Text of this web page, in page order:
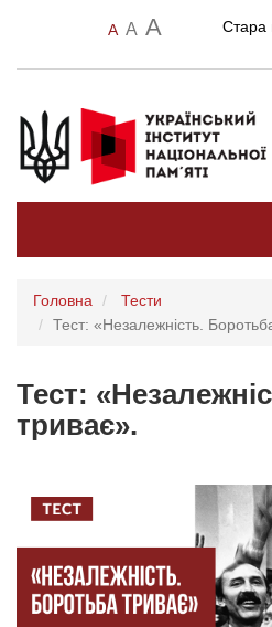
A A A Стара
Головна
Тести
Тест: «Незалежність.
Тест:
триває».